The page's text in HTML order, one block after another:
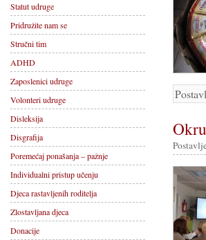
Statut udruge
Pridružite nam se
Stručni tim
ADHD
Zaposlenici udruge
Volonteri udruge
Disleksija
Disgrafija
Poremećaj ponašanja – pažnje
Individualni pristup učenju
Djeca rastavljenih roditelja
Zlostavljana djeca
Donacije